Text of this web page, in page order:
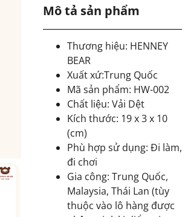
Mô tả sản phẩm
Thương hiệu: HENNEY
BEAR
Xuất xứ:Trung Quốc
Mã sản phẩm: HW-002
Chất liệu: Vải Dệt
Kích thước: 19 x 3 x 10
(cm)
Phù hợp sử dụng: Đi làm,
đi chơi
Gia công: Trung Quốc,
Malaysia, Thái Lan (tùy
thuộc vào lô hàng được